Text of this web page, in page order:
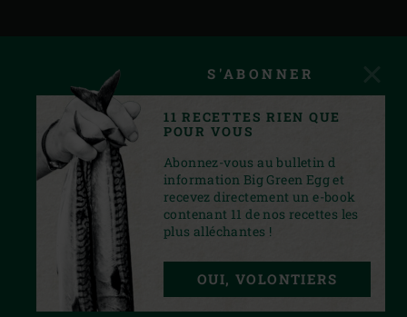
PRIVACY STATEMENT
S'ABONNER
11 RECETTES RIEN QUE
POUR VOUS
Abonnez-vous au bulletin d
information Big Green Egg et
recevez directement un e-book
contenant 11 de nos recettes les
plus alléchantes !
OUI, VOLONTIERS